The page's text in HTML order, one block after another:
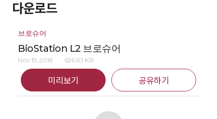
다운로드
브로슈어
BioStation L2 브로슈어
Nov 19, 2018 626.63 KB
미리보기 공유하기